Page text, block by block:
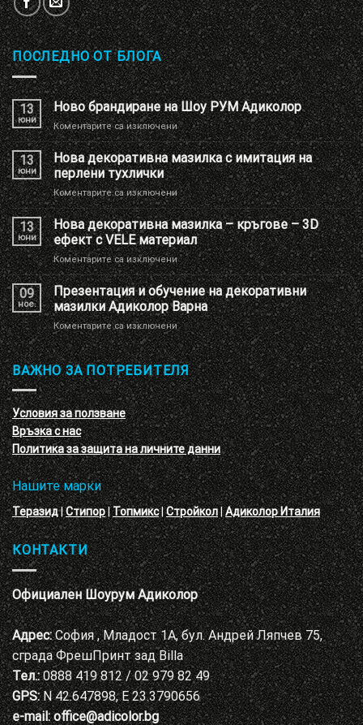
ПОСЛЕДНО ОТ БЛОГА
13
юни
Ново брандиране на Шоу РУМ Адиколор
Коментарите са изключениза
Ново
брандиране
на
Шоу
РУМ
Адиколор
13
юни
Нова декоративна мазилка с имитация на
перлени тухлички
Коментарите са изключениза
Нова
декоративна
мазилка
с
имитация
на
перлени
тухлички
13
юни
Нова декоративна мазилка – кръгове – 3D
ефект с VELE материал
Коментарите са изключениза
Нова
декоративна
мазилка
–
кръгове
–
3D
ефект
с
VELE
материал
09
ное.
Презентация и обучение на декоративни
мазилки Адиколор Варна
Коментарите са изключениза
Презентация
и
обучение
на
декоративни
мазилки
Адиколор
Варна
ВАЖНО ЗА ПОТРЕБИТЕЛЯ
Условия за ползване
Връзка с нас
Политика за защита на личните данни
Нашите марки
Теразид|Стипор|Топмикс|Стройкол|Адиколор Италия
КОНТАКТИ
Официален Шоурум Адиколор
Адрес:София , Младост 1А, бул. Андрей Ляпчев 75,
сграда ФрешПринт зад Billa
Тел.:0888 419 812 / 02 979 82 49
GPS:N 42.647898, E 23.3790656
e-mail: office@adicolor.bg